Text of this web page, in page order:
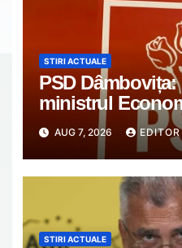
STIRI ACTUALE
PSD Dâmbovița:
ministrul
Dâmbovița, în
propagandă?”
AUG 7, 2026 EDITOR
STIRI ACTUALE